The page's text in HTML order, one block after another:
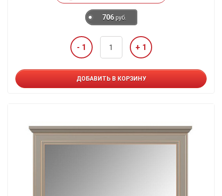
706 руб.
- 1 + 1
ДОБАВИТЬ В КОРЗИНУ